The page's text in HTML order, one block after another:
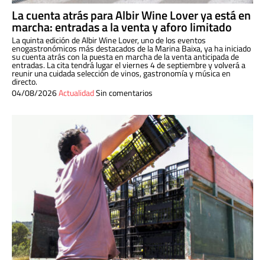
La cuenta atrás para Albir Wine Lover ya está en
marcha: entradas a la venta y aforo limitado
La quinta edición de Albir Wine Lover, uno de los eventos
enogastronómicos más destacados de la Marina Baixa, ya ha iniciado
su cuenta atrás con la puesta en marcha de la venta anticipada de
entradas. La cita tendrá lugar el viernes 4 de septiembre y volverá a
reunir una cuidada selección de vinos, gastronomía y música en
directo.
04/08/2026ActualidadSin comentarios